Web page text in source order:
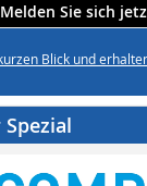
Melden Sie sich
Blick und
Spezial